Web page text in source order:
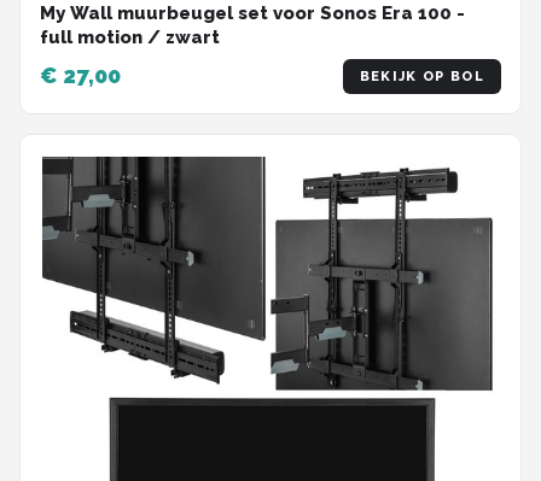
My Wall muurbeugel set voor Sonos Era 100 -
full motion / zwart
€ 27,00 BEKIJK OP BOL